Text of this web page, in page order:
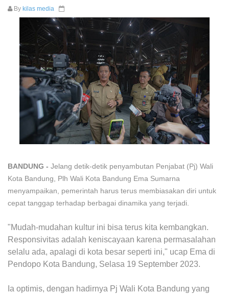
By kilas media
BANDUNG - Jelang detik-detik penyambutan Penjabat (Pj) Wali
Kota Bandung, Plh Wali Kota Bandung Ema Sumarna
menyampaikan, pemerintah harus terus membiasakan diri untuk
cepat tanggap terhadap berbagai dinamika yang terjadi.
"Mudah-mudahan kultur ini bisa terus kita kembangkan.
Responsivitas adalah keniscayaan karena permasalahan
selalu ada, apalagi di kota besar seperti ini," ucap Ema di
Pendopo Kota Bandung, Selasa 19 September 2023.
Ia optimis, dengan hadirnya Pj Wali Kota Bandung yang